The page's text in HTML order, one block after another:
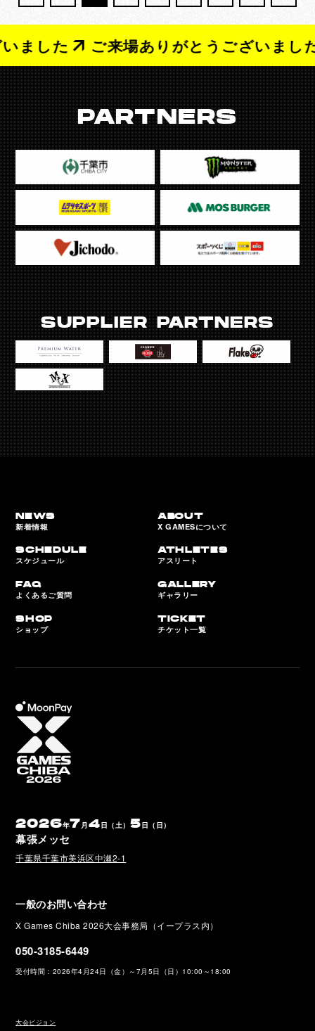
た ご来場ありがとうございました
PARTNERS
SUPPLIER PARTNERS
NEWS
新着情報
ABOUT
X GAMESについて
SCHEDULE
スケジュール
ATHLETES
アスリート
FAQ
よくあるご質問
GALLERY
ギャラリー
SHOP
ショップ
TICKET
チケット一覧
2026年7 月4日（土） 5日（日）
幕張メッセ
千葉県千葉市美浜区中瀬2-1
一般のお問い合わせ
X Games Chiba 2026大会事務局（イープラス内）
050-3185-6449
受付時間：2026年4月24日（金）～7月5日（日）10:00～18:00
大会ビジョン